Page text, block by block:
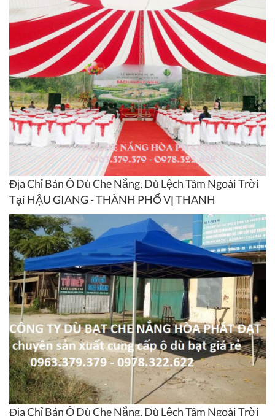
Địa Chỉ Bán Ô Dù Che Nắng, Dù Lệch Tâm Ngoài Trời
Tại HẬU GIANG - THÀNH PHỐ VỊ THANH
Địa Chỉ Bán Ô Dù Che Nắng, Dù Lệch Tâm Ngoài Trời